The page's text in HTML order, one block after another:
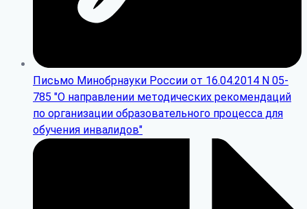
Письмо Минобрнауки России от 16.04.2014 N 05-
785 "О направлении методических рекомендаций
по организации образовательного процесса для
обучения инвалидов"